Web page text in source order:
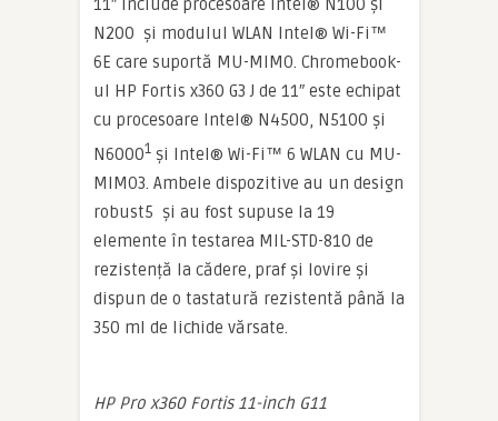
11″ include procesoare Intel® N100 și
N200 și modulul WLAN Intel® Wi-Fi™
6E care suportă MU-MIMO. Chromebook-
ul HP Fortis x360 G3 J de 11″ este echipat
cu procesoare Intel® N4500, N5100 și
N60001 și Intel® Wi-Fi™ 6 WLAN cu MU-
MIMO3. Ambele dispozitive au un design
robust5 și au fost supuse la 19
elemente în testarea MIL-STD-810 de
rezistență la cădere, praf și lovire și
dispun de o tastatură rezistentă până la
350 ml de lichide vărsate.
HP Pro x360 Fortis 11-inch G11